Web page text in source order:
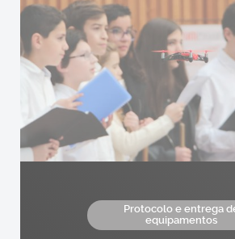
Protocolo e entrega
equipamentos